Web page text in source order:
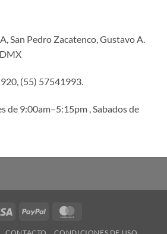
San Pedro Zacatenco, Gustavo A.
(55) 57541993.
de 9:00am–5:15pm , Sabados de
Visa PayPal